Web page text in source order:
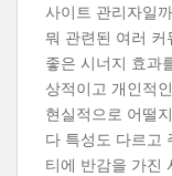
사이트 관리자일
뭐 관련된 여러 커
좋은 시너지 효과
상적이고 개인적
현실적으로 어떨
다 특성도 다르고
티에 반감을 가진